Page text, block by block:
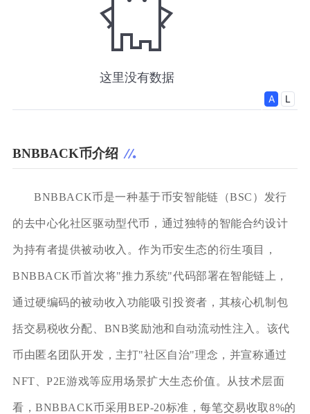
BNBBACK币介绍
BNBBACK币是一种基于币安智能链（BSC）发行
的去中心化社区驱动型代币，通过独特的智能合约设计
为持有者提供被动收入。作为币安生态的衍生项目，
BNBBACK币首次将"推力系统"代码部署在智能链上，
通过硬编码的被动收入功能吸引投资者，其核心机制包
括交易税收分配、BNB奖励池和自动流动性注入。该代
币由匿名团队开发，主打"社区自治"理念，并宣称通过
NFT、P2E游戏等应用场景扩大生态价值。从技术层面
看，BNBBACK币采用BEP-20标准，每笔交易收取8%的